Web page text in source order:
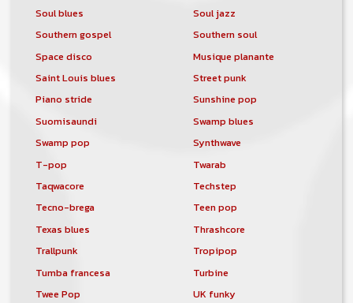
Soul blues
Soul jazz
Southern gospel
Southern soul
Space disco
Musique planante
Saint Louis blues
Street punk
Piano stride
Sunshine pop
Suomisaundi
Swamp blues
Swamp pop
Synthwave
T-pop
Twarab
Taqwacore
Techstep
Tecno-brega
Teen pop
Texas blues
Thrashcore
Trallpunk
Tropipop
Tumba francesa
Turbine
Twee Pop
UK funky